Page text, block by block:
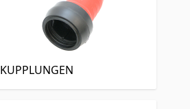
KUPPLUNGEN